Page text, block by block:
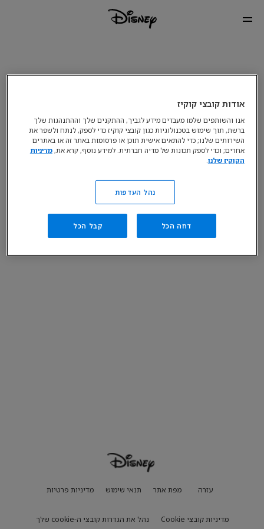
עזרה מפת אתר תנאי שימוש מדיניות פרטיות
מדיניות קובצי Cookie נהל את הגדרות קובצי ה-cookie שלך
אודות קובצי קוקיז
אנו והשותפים שלמו מעבדים מידע לגביך, ההתקנים שלך וההתנהגות שלך
ברשת, תוך שימוש בטכנולוגיות כגון קובצי קוקיז כדי לספק, לנתח ולשפר את
השירותים שלנו; כדי להתאים אישית תוכן או פרסומות באתר זה או באתרים
אחרים; וכדי לספק תכונות של מדיה חברתית. למידע נוסף, קרא את,מדיניות
הקוקיז שלנו
נהל העדפות
דחה הכל קבל הכל